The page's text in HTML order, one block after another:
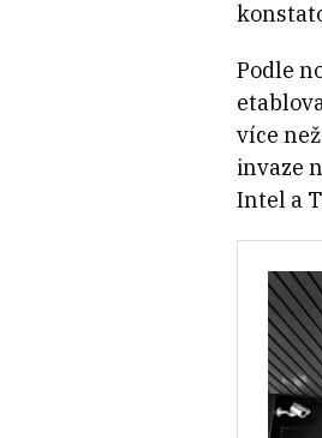
Podle
více
invaze
Intel a